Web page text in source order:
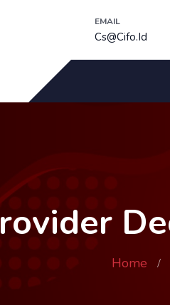
EMAIL
Cs@cifo.id
Home